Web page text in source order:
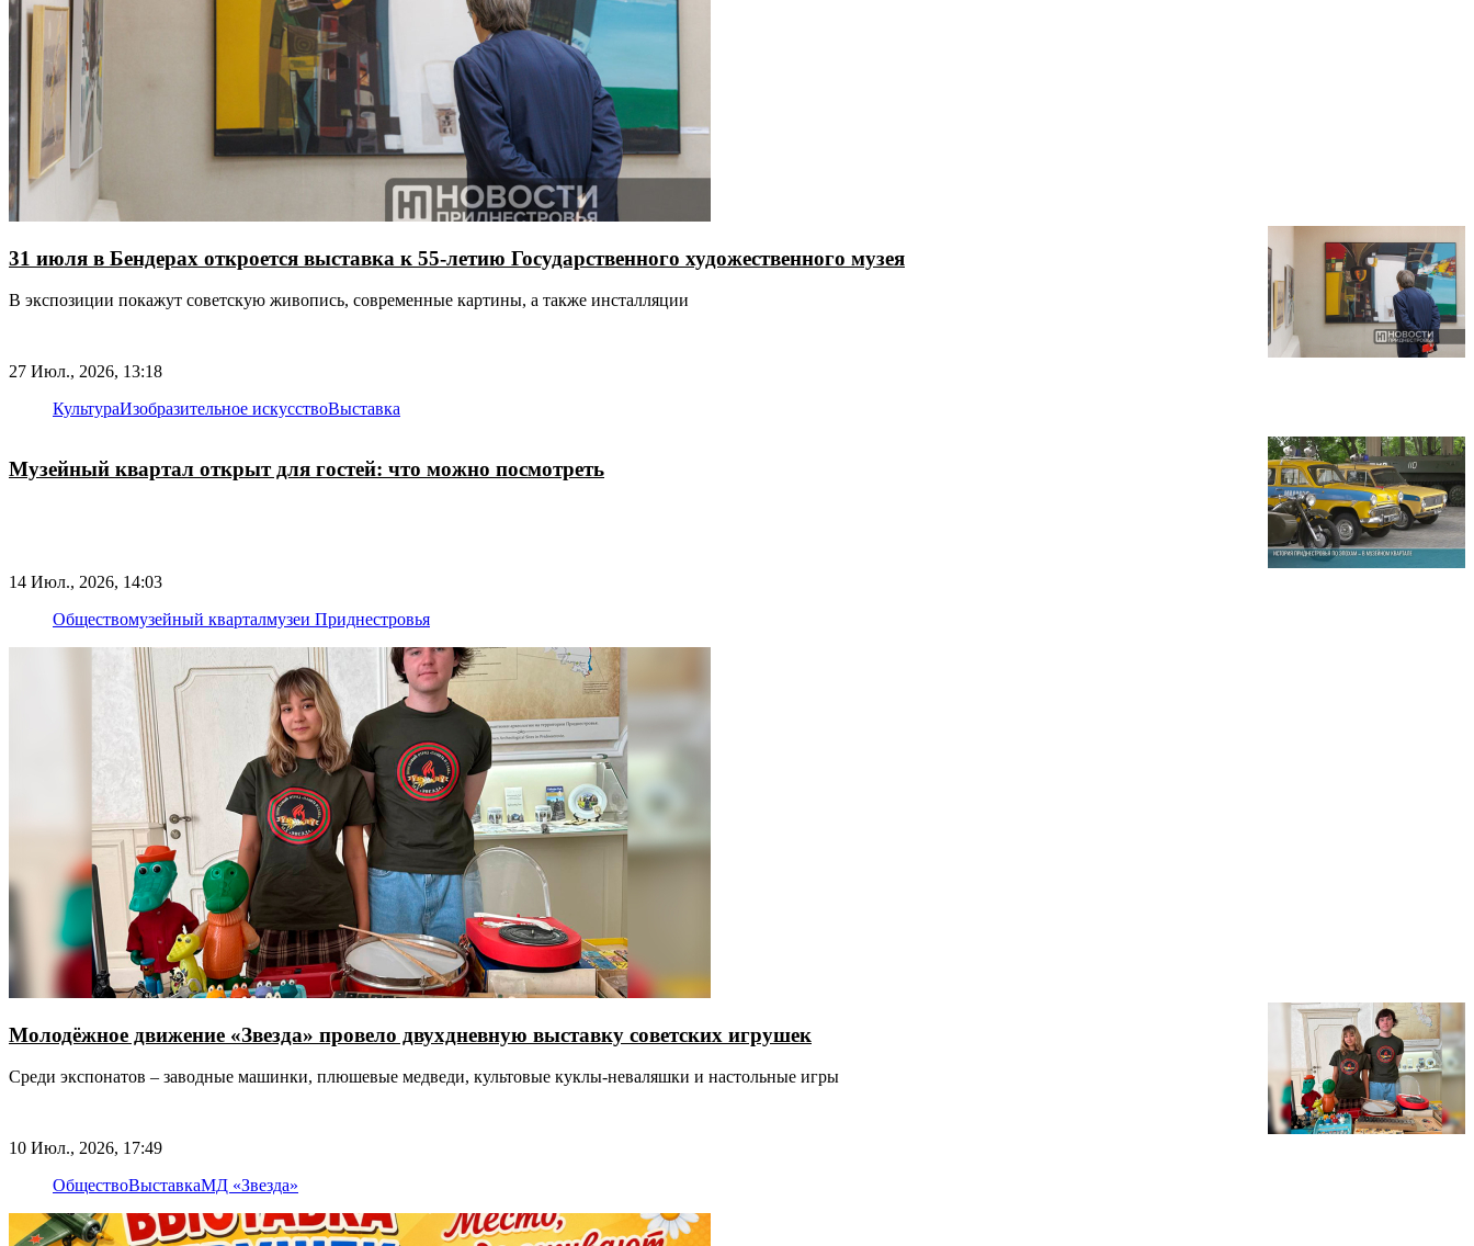
31 июля в Бендерах откроется выставка к 55-летию Государственного художественного музея
В экспозиции покажут советскую живопись, современные картины, а также инсталляции
27 Июл., 2026, 13:18
КультураИзобразительное искусствоВыставка
Музейный квартал открыт для гостей: что можно посмотреть
14 Июл., 2026, 14:03
Обществомузейный кварталмузеи Приднестровья
Молодёжное движение «Звезда» провело двухдневную выставку советских игрушек
Среди экспонатов – заводные машинки, плюшевые медведи, культовые куклы-неваляшки и настольные игры
10 Июл., 2026, 17:49
ОбществоВыставкаМД «Звезда»